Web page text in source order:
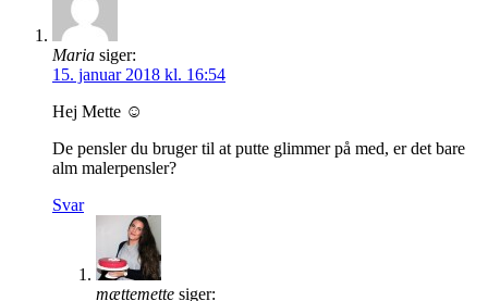
Maria siger:
15. januar 2018 kl. 16:54
Hej Mette ☺️
De pensler du bruger til at putte glimmer på med, er det bare
alm malerpensler?
Svar
mættemette siger: